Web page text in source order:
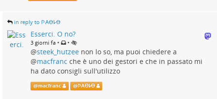
in reply to 𐌐𐌀Ꝋ𐌋Ꝋ
Esserci. O no?
3 giorni fa • •
@steek_hutzee non lo so, ma puoi chiedere a
@macfranc che è uno dei gestori e che in passato mi
ha dato consigli sull'utilizzo
@macfranc @𐌐𐌀Ꝋ𐌋Ꝋ